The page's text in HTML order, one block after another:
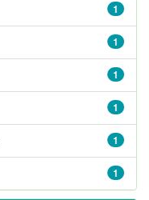
1
1
1
1
1
1